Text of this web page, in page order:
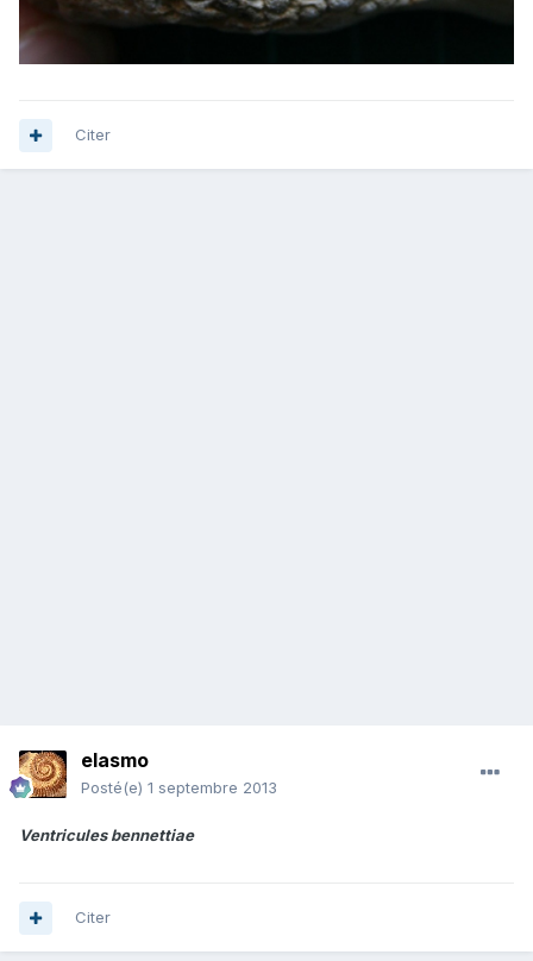
Citer
elasmo
Posté(e) 1 septembre 2013
Ventricules bennettiae
Citer